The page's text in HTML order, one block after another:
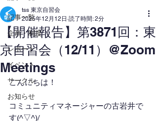
記事一覧
企画・制度
レポート
イベント
サークル
お知らせ
【開催報告】第3871回：東
京自習会（12/11）@Zoom
Meetings
tss 東京自習会
2025年12月12日 読了時間: 2分
こんにちは！
コミュニティマネージャーの古岩井で
す(^▽^)/